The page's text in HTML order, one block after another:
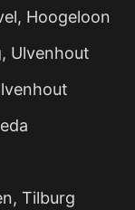
Hoogeloon
Ulvenhout
Tilburg